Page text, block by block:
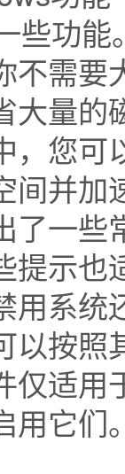
些功
不需
大量的
，您
间并加
了一
提示
用系
以按
仅适
用它们